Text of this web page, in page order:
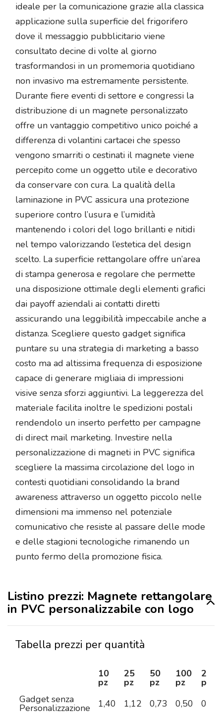
ideale per la comunicazione grazie alla classica
applicazione sulla superficie del frigorifero
dove il messaggio pubblicitario viene
consultato decine di volte al giorno
trasformandosi in un promemoria quotidiano
non invasivo ma estremamente persistente.
Durante fiere eventi di settore e congressi la
distribuzione di un magnete personalizzato
offre un vantaggio competitivo unico poiché a
differenza di volantini cartacei che spesso
vengono smarriti o cestinati il magnete viene
percepito come un oggetto utile e decorativo
da conservare con cura. La qualità della
laminazione in PVC assicura una protezione
superiore contro l’usura e l’umidità
mantenendo i colori del logo brillanti e nitidi
nel tempo valorizzando l’estetica del design
scelto. La superficie rettangolare offre un’area
di stampa generosa e regolare che permette
una disposizione ottimale degli elementi grafici
dai payoff aziendali ai contatti diretti
assicurando una leggibilità impeccabile anche a
distanza. Scegliere questo gadget significa
puntare su una strategia di marketing a basso
costo ma ad altissima frequenza di esposizione
capace di generare migliaia di impressioni
visive senza sforzi aggiuntivi. La leggerezza del
materiale facilita inoltre le spedizioni postali
rendendolo un inserto perfetto per campagne
di direct mail marketing. Investire nella
personalizzazione di magneti in PVC significa
scegliere la massima circolazione del logo in
contesti quotidiani consolidando la brand
awareness attraverso un oggetto piccolo nelle
dimensioni ma immenso nel potenziale
comunicativo che resiste al passare delle mode
e delle stagioni tecnologiche rimanendo un
punto fermo della promozione fisica.
Listino prezzi: Magnete rettangolare
in PVC personalizzabile con logo
Tabella prezzi per quantità
10
pz
25
pz
50
pz
100
pz
250
pz
Gadget senza
Personalizzazione 1,40 1,12 0,73 0,50
0,48